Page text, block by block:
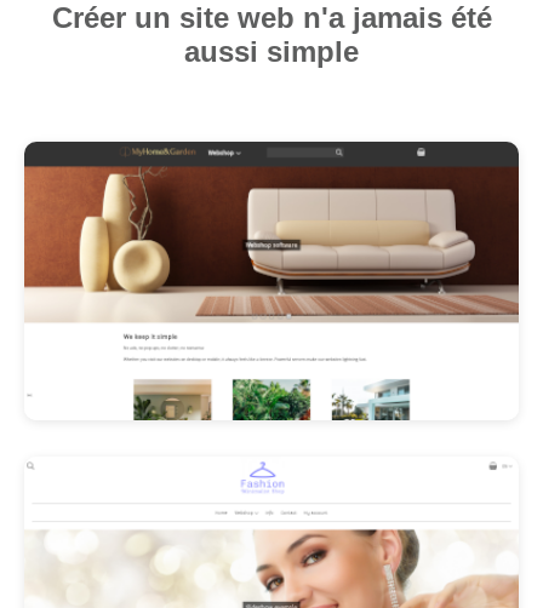
Contact
E-Boutique
Les Promos!
Polishangel Belgium
Créer un site web n'a jamais été
aussi simple